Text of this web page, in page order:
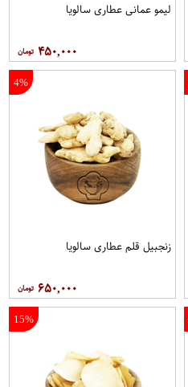
لیمو عمانی عطاری سالویا
۴۵۰,۰۰۰
4%
زنجبیل قلم عطاری سالویا
۶۵۰,۰۰۰
15%